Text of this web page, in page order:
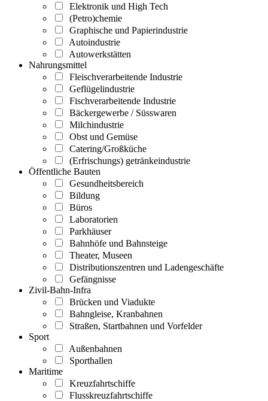
Elektronik und High Tech
(Petro)chemie
Graphische und Papierindustrie
Autoindustrie
Autowerkstätten
Nahrungsmittel
Fleischverarbeitende Industrie
Geflügelindustrie
Fischverarbeitende Industrie
Bäckergewerbe / Süsswaren
Milchindustrie
Obst und Gemüse
Catering/Großküche
(Erfrischungs) getränkeindustrie
Öffentliche Bauten
Gesundheitsbereich
Bildung
Büros
Laboratorien
Parkhäuser
Bahnhöfe und Bahnsteige
Theater, Museen
Distributionszentren und Ladengeschäfte
Gefängnisse
Zivil-Bahn-Infra
Brücken und Viadukte
Bahngleise, Kranbahnen
Straßen, Startbahnen und Vorfelder
Sport
Außenbahnen
Sporthallen
Maritime
Kreuzfahrtschiffe
Flusskreuzfahrtschiffe